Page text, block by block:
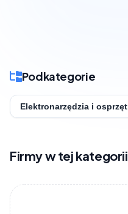
Podkategorie
Elektronarzędzia i osprzęt
Firmy w tej kategorii